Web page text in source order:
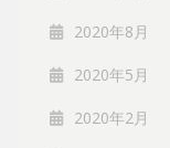
2020年8月
2020年5月
2020年2月